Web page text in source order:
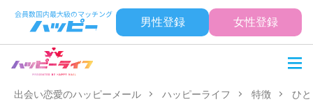
男性登録 女性登録
出会い恋愛のハッピーメール ハッピーライフ 特徴 ひ